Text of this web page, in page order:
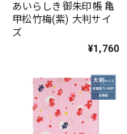
あいらしき御朱印帳 亀
甲松竹梅(紫) 大判サイ
ズ
¥1,760